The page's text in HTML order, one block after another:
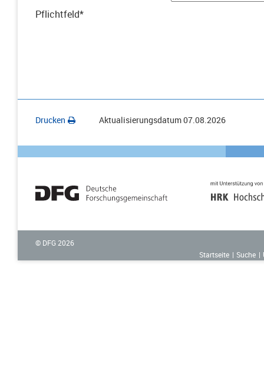
Pflichtfeld*
Drucken Aktualisierungsdatum07.08.2026
© DFG 2026
Startseite
Suche